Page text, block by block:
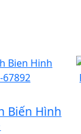
Biến Hình